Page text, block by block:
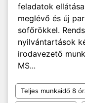
feladatok
meglévő és új
sofőrökkel.
nyilvántartások
irodavezető
MS...
Teljes munkaidő 8